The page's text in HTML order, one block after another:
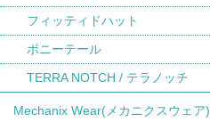
フィッティドハット
ポニーテール
TERRA NOTCH / テラノッチ
Mechanix Wear(メカニクスウェア)